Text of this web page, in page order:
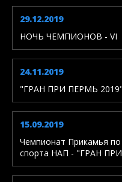
29.12.2019
НОЧЬ ЧЕМПИОНОВ - VI
24.11.2019
"ГРАН ПРИ ПЕРМЬ 2019"
15.09.2019
Чемпионат Прикамья
спорта НАП - "ГРАН